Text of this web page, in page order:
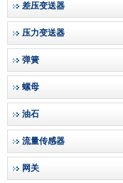
差压变送器
压力变送器
弹簧
螺母
油石
流量传感器
网关